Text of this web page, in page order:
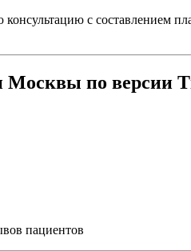
с составлением
Москвы по версии
пациентов